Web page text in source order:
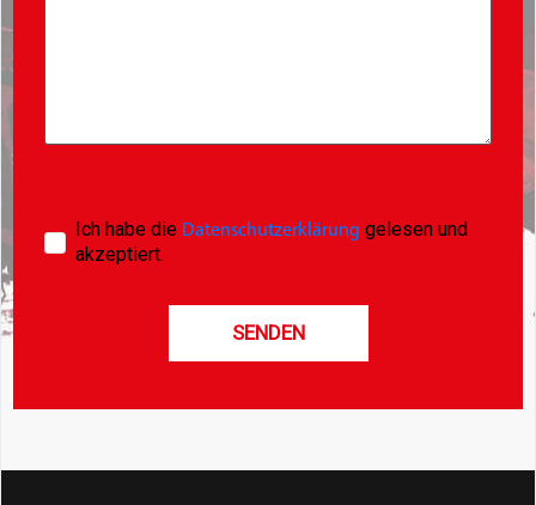
Ich habe die Datenschutzerklärung gelesen und
akzeptiert.
SENDEN